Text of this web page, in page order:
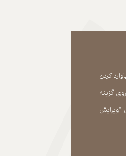
کردن
گزینه